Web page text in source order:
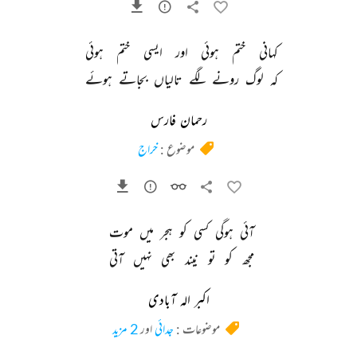
کہانی ختم ہوئی اور ایسی ختم
ہوئی
کہ لوگ رونے لگے تالیاں بجاتے ہوئے
رحمان فارس
موضوع :خراج
آئی ہوگی کسی کو ہجر میں موت
مجھ کو تو نیند بھی نہیں آتی
اکبر الہ آبادی
موضوعات : جدائیاور2 مزید